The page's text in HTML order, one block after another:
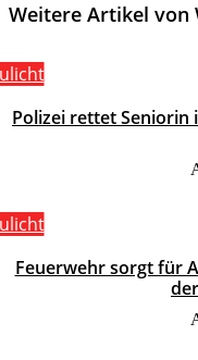
Weitere Artikel von
Polizei rettet Seniorin
Feuerwehr sorgt für